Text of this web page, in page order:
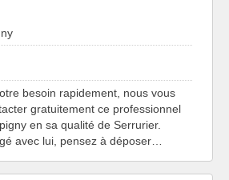
besoin rapidement, nous vous
gratuitement ce professionnel
en sa qualité de Serrurier.
avec lui, pensez à déposer…